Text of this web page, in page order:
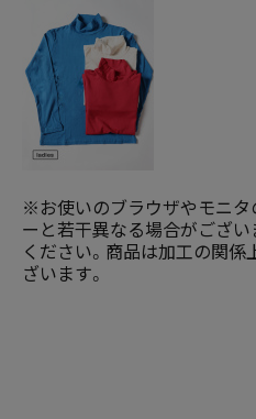
※お使いのブラウザやモニタ
ーと若干異なる場合がござ
ください。商品は加工の関係
ざいます。